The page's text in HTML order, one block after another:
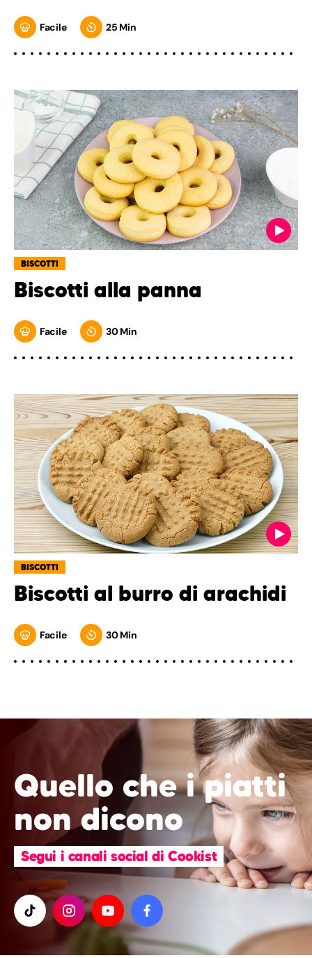
Facile 25 Min
BISCOTTI
Biscotti alla panna
Facile 30 Min
BISCOTTI
Biscotti al burro di arachidi
Facile 30 Min
Quello che i piatti
non dicono
Segui i canali social di Cookist